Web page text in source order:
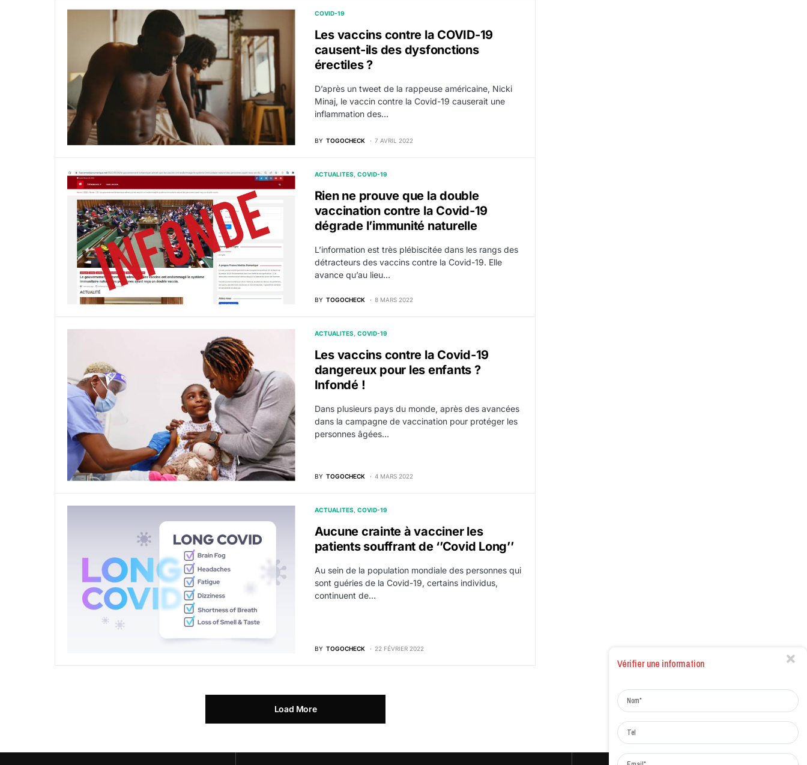
COVID-19
Les vaccins contre la COVID-19
causent-ils des dysfonctions
érectiles ?
D’après un tweet de la rappeuse américaine, Nicki
Minaj, le vaccin contre la Covid-19 causerait une
inflammation des…
BY TOGOCHECK 7 AVRIL 2022
ACTUALITES COVID-19
Rien ne prouve que la double
vaccination contre la Covid-19
dégrade l’immunité naturelle
L’information est très plébiscitée dans les rangs des
détracteurs des vaccins contre la Covid-19. Elle
avance qu’au lieu…
BY TOGOCHECK 8 MARS 2022
ACTUALITES COVID-19
Les vaccins contre la Covid-19
dangereux pour les enfants ?
Infondé !
Dans plusieurs pays du monde, après des avancées
dans la campagne de vaccination pour protéger les
personnes âgées…
BY TOGOCHECK 4 MARS 2022
ACTUALITES COVID-19
Aucune crainte à vacciner les
patients souffrant de ‘’Covid Long’’
Au sein de la population mondiale des personnes qui
sont guéries de la Covid-19, certains individus,
continuent de…
BY TOGOCHECK 22 FÉVRIER 2022
Load More
Vérifier une information